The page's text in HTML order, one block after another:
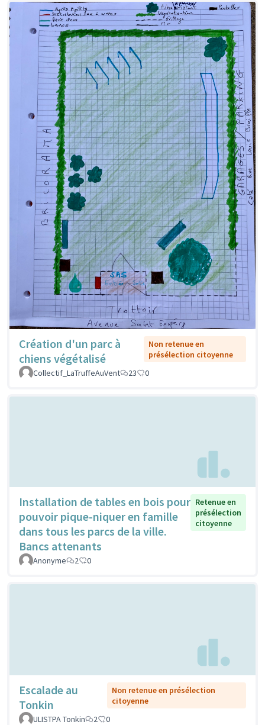
Création d'un parc à
chiens végétalisé
Non retenue en
présélection citoyenne
Collectif_LaTruffeAuVent
23 0
Installation de tables en bois pour
pouvoir pique-niquer en famille
dans tous les parcs de la ville.
Bancs attenants
Retenue en
présélection
citoyenne
Anonyme 2 0
Escalade au
Tonkin
Non retenue en présélection
citoyenne
ULISTPA Tonkin
2 0